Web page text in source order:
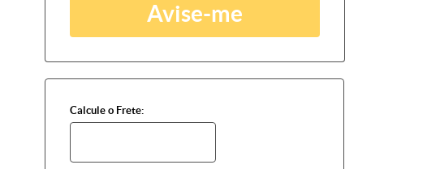
Avise-me
Calcule o Frete: